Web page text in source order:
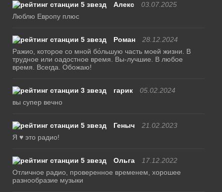
Алекс
03.07.2025
Люблю Европу плюс
Роман
28.12.2024
Ражио, которое со мной бо́льшую часть моей жизни. В
трудное или оадостное время. Вы-лучшие. В любое
время. Всегда. Обожаю!
гарик
05.02.2024
вы супер вечно
Геныч
21.02.2023
Я ♥ это радио!
Ольга
17.12.2022
Отличное радио, проверенное временем, хорошее
разнообразие музыки